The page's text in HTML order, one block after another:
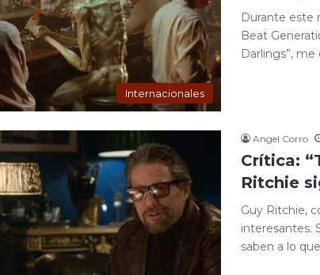
Internacionales
Durante este
Beat
Darlings”,
Angel Corro
Crítica:
Ritchie
Guy Ritchie,
interesantes.
saben a lo